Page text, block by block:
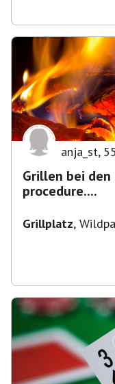
anja_st, 55
Grillen bei den
procedure....
Grillplatz,